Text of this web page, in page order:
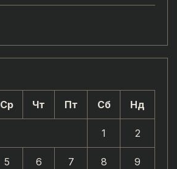
Ср Чт Пт Сб Нд
1 2
5 6 7 8 9